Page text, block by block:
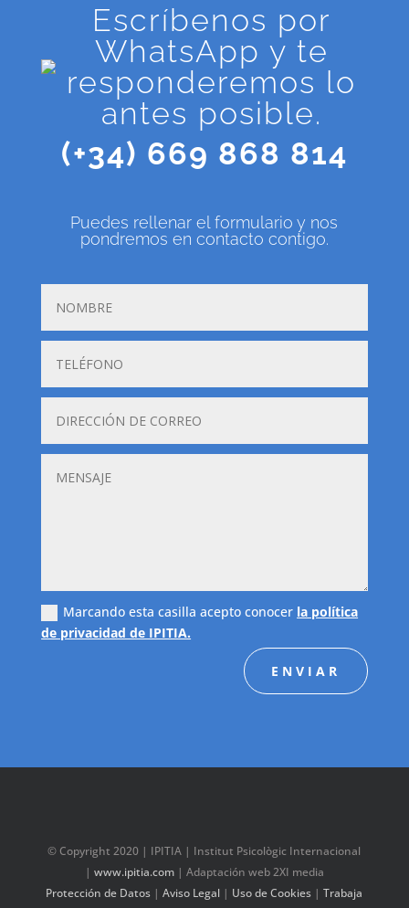
Escríbenos por
WhatsApp y te
responderemos lo
antes posible.
(+34) 669 868 814
Puedes rellenar el formulario y nos
pondremos en contacto contigo.
Marcando esta casilla acepto conocer la política
de privacidad de IPITIA.
ENVIAR
© Copyright 2020 | IPITIA | Institut Psicològic Internacional
| www.ipitia.com| Adaptación web 2XI media
Protección de Datos |Aviso Legal | Uso de Cookies |Trabaja